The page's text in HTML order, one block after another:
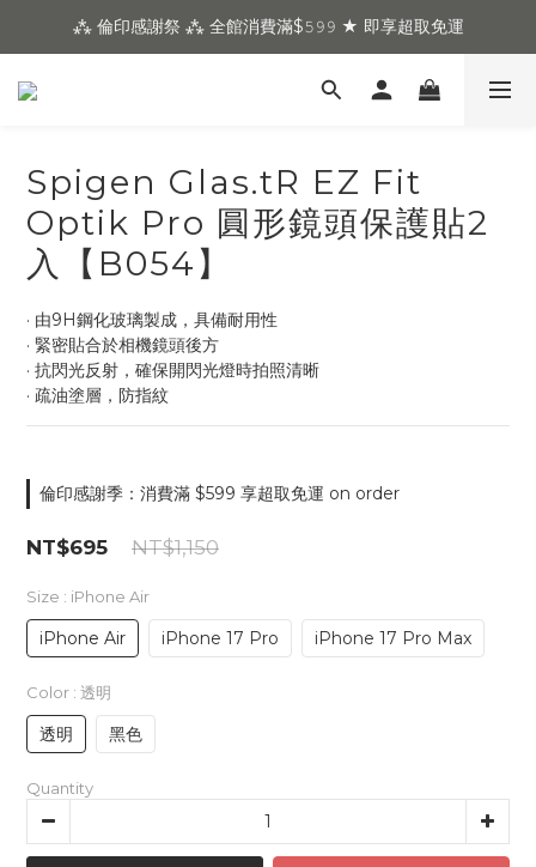
⁂ 倫印感謝祭 ⁂ 全館消費滿$𝟻𝟿𝟿 ★ 即享超取免運
Spigen Glas.tR EZ Fit
Optik Pro 圓形鏡頭保護貼2
入【B054】
· 由9H鋼化玻璃製成，具備耐用性
· 緊密貼合於相機鏡頭後方
· 抗閃光反射，確保開閃光燈時拍照清晰
· 疏油塗層，防指紋
倫印感謝季：消費滿 $599 享超取免運 on order
NT$1,150
NT$695
Size : iPhone Air
iPhone Air iPhone 17 Pro iPhone 17 Pro Max
Color : 透明
透明 黑色
Quantity